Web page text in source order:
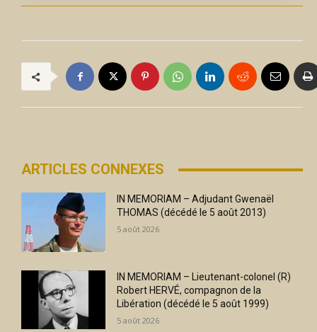
ARTICLES CONNEXES
IN MEMORIAM – Adjudant Gwenaël
THOMAS (décédé le 5 août 2013)
5 août 2026
IN MEMORIAM – Lieutenant-colonel (R)
Robert HERVÉ, compagnon de la
Libération (décédé le 5 août 1999)
5 août 2026